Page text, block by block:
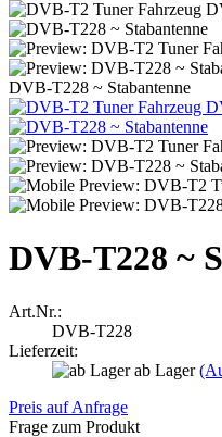
DVB-T228 ~ Stabantenne
DVB-T228 ~
Art.Nr.:
DVB-T228
Lieferzeit:
ab Lager
Preis auf Anfrage
Frage zum Produkt